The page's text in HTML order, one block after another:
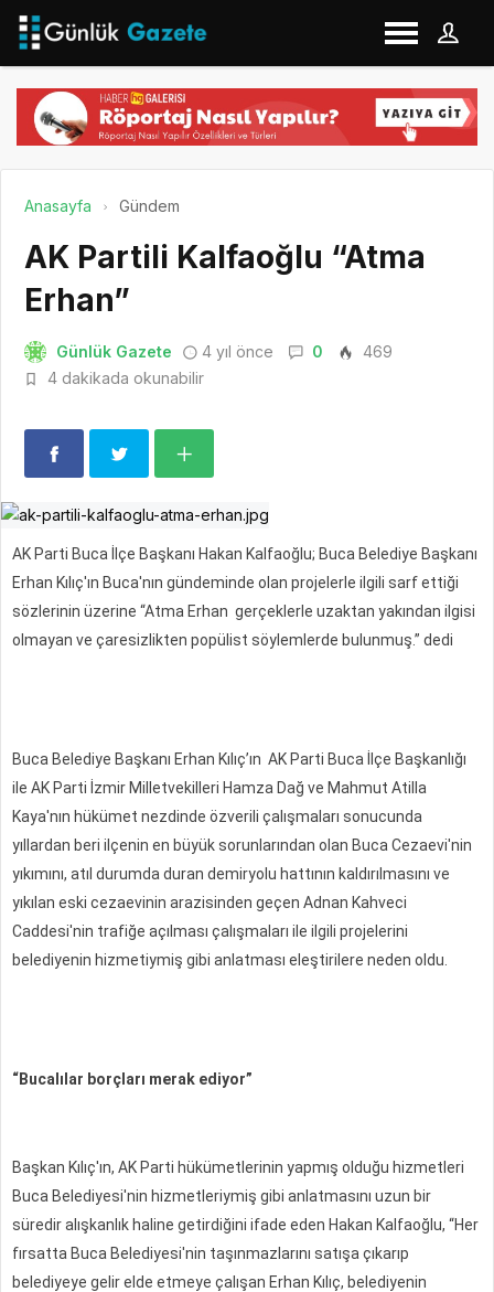
Anasayfa Gündem
AK Partili Kalfaoğlu “Atma
Erhan”
Günlük Gazete 4 yıl önce 0
469
4 dakikada okunabilir
AK Parti Buca İlçe Başkanı Hakan Kalfaoğlu; Buca Belediye Başkanı
Erhan Kılıç'ın Buca'nın gündeminde olan projelerle ilgili sarf ettiği
sözlerinin üzerine “Atma Erhan gerçeklerle uzaktan yakından ilgisi
olmayan ve çaresizlikten popülist söylemlerde bulunmuş.” dedi
Buca Belediye Başkanı Erhan Kılıç’ın AK Parti Buca İlçe Başkanlığı
ile AK Parti İzmir Milletvekilleri Hamza Dağ ve Mahmut Atilla
Kaya'nın hükümet nezdinde özverili çalışmaları sonucunda
yıllardan beri ilçenin en büyük sorunlarından olan Buca Cezaevi'nin
yıkımını, atıl durumda duran demiryolu hattının kaldırılmasını ve
yıkılan eski cezaevinin arazisinden geçen Adnan Kahveci
Caddesi'nin trafiğe açılması çalışmaları ile ilgili projelerini
belediyenin hizmetiymiş gibi anlatması eleştirilere neden oldu.
“Bucalılar borçları merak ediyor”
Başkan Kılıç'ın, AK Parti hükümetlerinin yapmış olduğu hizmetleri
Buca Belediyesi'nin hizmetleriymiş gibi anlatmasını uzun bir
süredir alışkanlık haline getirdiğini ifade eden Hakan Kalfaoğlu, “Her
fırsatta Buca Belediyesi'nin taşınmazlarını satışa çıkarıp
belediyeye gelir elde etmeye çalışan Erhan Kılıç, belediyenin